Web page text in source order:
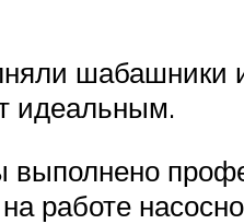
шабашники
идеальным.
работе